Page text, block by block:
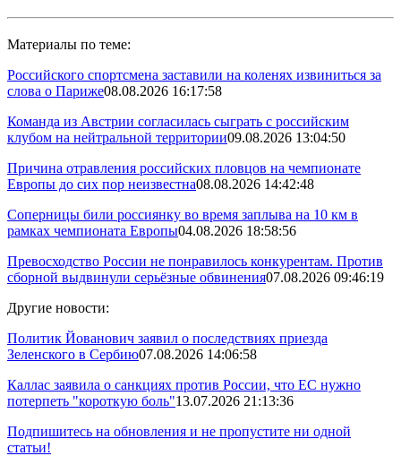
Материалы по теме:
Российского спортсмена заставили на коленях извиниться за
слова о Париже08.08.2026 16:17:58
Команда из Австрии согласилась сыграть с российским
клубом на нейтральной территории09.08.2026 13:04:50
Причина отравления российских пловцов на чемпионате
Европы до сих пор неизвестна08.08.2026 14:42:48
Соперницы били россиянку во время заплыва на 10 км в
рамках чемпионата Европы04.08.2026 18:58:56
Превосходство России не понравилось конкурентам. Против
сборной выдвинули серьёзные обвинения07.08.2026 09:46:19
Другие новости:
Политик Йованович заявил о последствиях приезда
Зеленского в Сербию07.08.2026 14:06:58
Каллас заявила о санкциях против России, что ЕС нужно
потерпеть "короткую боль"13.07.2026 21:13:36
Подпишитесь на обновления и не пропустите ни одной
статьи!